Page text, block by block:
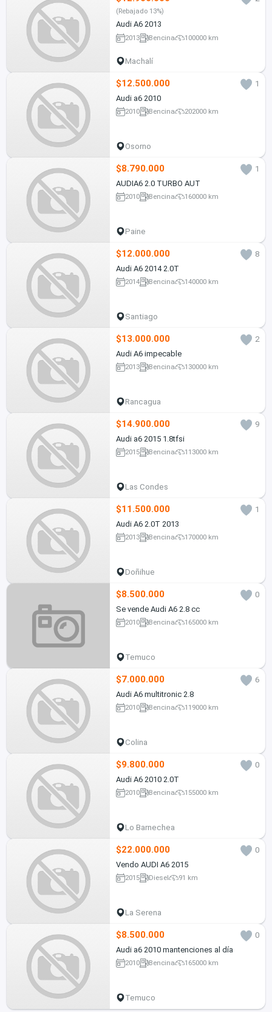
(Rebajado 13%)
Audi A6 2013
2013 Bencina 100000 km
Machalí
$12.500.000
1
Audi a6 2010
2010 Bencina 202000 km
Osorno
$8.790.000
1
AUDIA6 2.0 TURBO AUT
2010 Bencina 160000 km
Paine
$12.000.000
8
Audi A6 2014 2.0T
2014 Bencina 140000 km
Santiago
$13.000.000
2
Audi A6 impecable
2013 Bencina 130000 km
Rancagua
$14.900.000
9
Audi a6 2015 1.8tfsi
2015 Bencina 113000 km
Las Condes
$11.500.000
1
Audi A6 2.0T 2013
2013 Bencina 170000 km
Doñihue
$8.500.000
0
Se vende Audi A6 2.8 cc
2010 Bencina 165000 km
Temuco
$7.000.000
6
Audi A6 multitronic 2.8
2010 Bencina 119000 km
Colina
$9.800.000
0
Audi A6 2010 2.0T
2010 Bencina 155000 km
Lo Barnechea
$22.000.000
0
Vendo AUDI A6 2015
2015 Diesel 91 km
La Serena
$8.500.000
0
Audi a6 2010 mantenciones al día
2010 Bencina 165000 km
Temuco